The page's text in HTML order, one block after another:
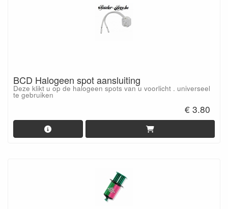
BCD Halogeen spot aansluiting
Deze klikt u op de halogeen spots van u voorlicht . universeel
te gebruiken
€ 3.80